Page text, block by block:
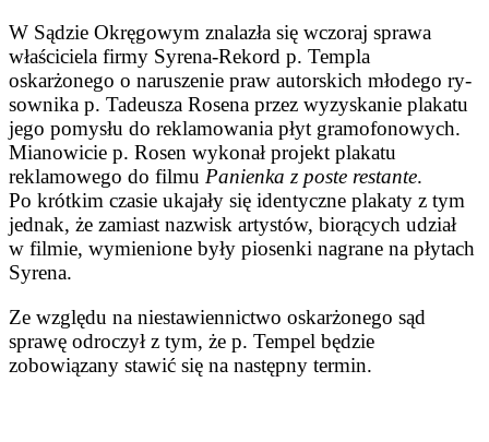
W Sądzie Okręgowym znala­zła się wczoraj sprawa
właściciela firmy Syrena-Rekord p. Templa
oskarżonego o narusze­nie praw autorskich młodego ry­
sownika p. Tadeusza Rosena przez wyzyskanie plakatu
jego pomysłu do reklamowania płyt gramofonowych.
Mianowicie p. Rosen wykonał projekt plakatu
reklamowego do filmu Panien­ka z poste restante.
Po krót­kim czasie ukajały się identycz­ne plakaty z tym
jednak, że za­miast nazwisk artystów, biorą­cych udział
w filmie, wymienio­ne były piosenki nagrane na płytach
Syrena.
Ze względu na niestawienni­ctwo oskarżonego sąd
sprawę odroczył z tym, że p. Tempel bę­dzie
zobowiązany stawić się na następny termin.